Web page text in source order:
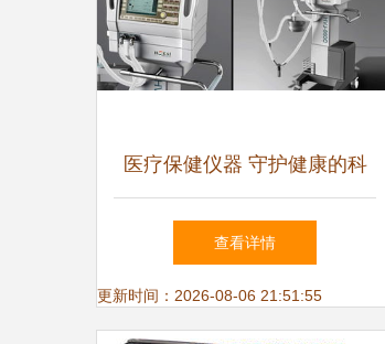
医疗保健仪器 守护健康的科
技卫士
查看详情
更新时间：2026-08-06 21:51:55